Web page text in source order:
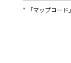
* 「マップコード